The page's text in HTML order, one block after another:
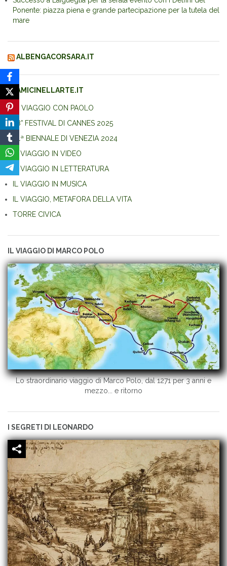
Ponente: piazza piena e grande partecipazione per la tutela del
mare
ALBENGACORSARA.IT
AMICINELLARTE.IT
IN VIAGGIO CON PAOLO
78° FESTIVAL DI CANNES 2025
81ª BIENNALE DI VENEZIA 2024
IL VIAGGIO IN VIDEO
IL VIAGGIO IN LETTERATURA
IL VIAGGIO IN MUSICA
IL VIAGGIO, METAFORA DELLA VITA
TORRE CIVICA
IL VIAGGIO DI MARCO POLO
Lo straordinario viaggio di Marco Polo, dal 1271 per 3 anni e
mezzo... e ritorno
I SEGRETI DI LEONARDO